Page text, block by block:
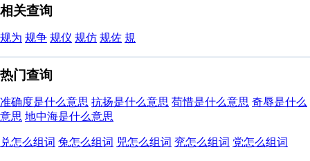
相关查询
规为 规争 规仪 规仿 规佐 規
热门查询
准确度是什么意思 抗扬是什么意思 苟惜是什么意思 奇辱是什么
意思 地中海是什么意思
兑怎么组词 兔怎么组词 兕怎么组词 兖怎么组词 党怎么组词